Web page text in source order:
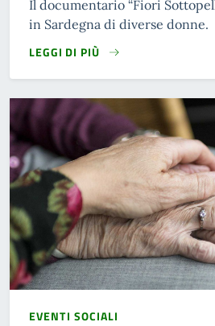
Il documentario “Fiori
in Sardegna di diverse donne.
LEGGI DI PIÙ
EVENTI SOCIALI